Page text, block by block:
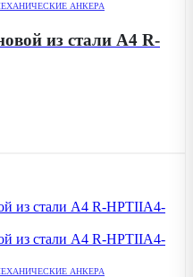
АНКЕРА
из стали А4 R-
АНКЕРА